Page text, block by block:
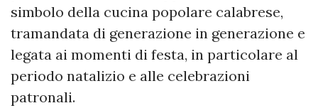
simbolo della cucina popolare calabrese,
tramandata di generazione in generazione e
legata ai momenti di festa, in particolare al
periodo natalizio e alle celebrazioni
patronali.